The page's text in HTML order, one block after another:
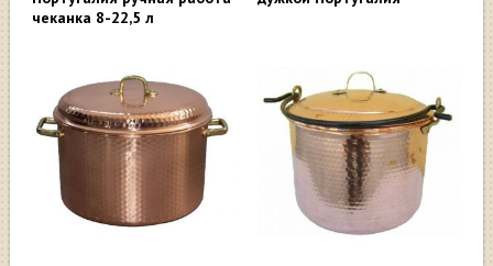
чеканка 8-22,5 л